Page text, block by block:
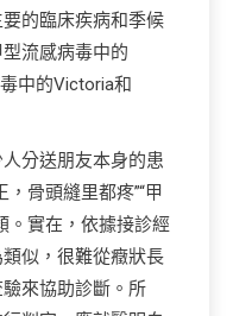
的臨床疾病和季候
流感病毒中的
中的Victoria和
分送朋友本身的患
骨頭縫里都疼”“甲
。實在，依據接診經
似，很難從癥狀長
來協助診斷。所